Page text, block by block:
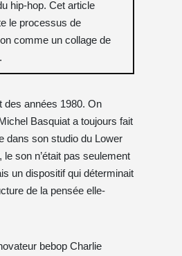
hip-hop. Cet article
le processus de
comme un collage de
des années 1980. On
Basquiat a toujours fait
dans son studio du Lower
le son n’était pas seulement
un dispositif qui déterminait
de la pensée elle-
bebop Charlie